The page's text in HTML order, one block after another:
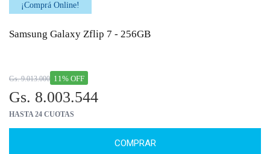
¡Comprá Online!
Samsung Galaxy Zflip 7 - 256GB
11% OFF
Gs. 9.013.000
Gs. 8.003.544
HASTA 24 CUOTAS
COMPRAR